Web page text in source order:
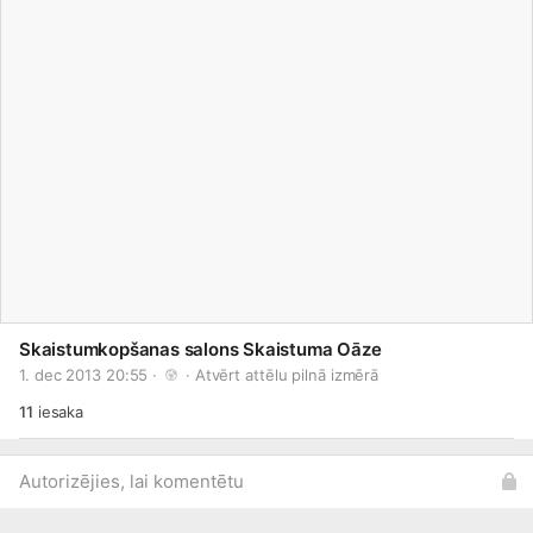
Skaistumkopšanas salons Skaistuma Oāze
1. dec 2013 20:55 · · Atvērt attēlu pilnā izmērā
11 iesaka
Autorizējies, lai komentētu